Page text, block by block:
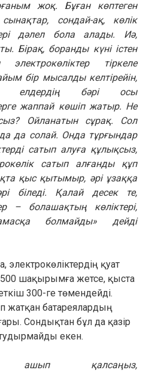
жоқ. Бұған көптеген
сондай-ақ, көлік
дәлел бола алады. Иә,
Бірақ, боранды күні істен
тіркеле
бір мысалды келтірейін,
елдердің бәрі осы
жаппай көшіп жатыр. Не
Ойланатын сұрақ. Сол
да солай. Онда тұрғындар
сатып алуға құлықсыз,
сатып алғанды құп
қыс қытымыр, әрі ұзаққа
біледі. Қалай десек те,
– болашақтың көліктері,
болмайды» дейді
электрокөліктердің қуат
500 шақырымға жетсе, қыста
300-ге төмендейді.
жатқан батареялардың
Сондықтан бұл да қазір
екен.
ашып қалсаңыз,